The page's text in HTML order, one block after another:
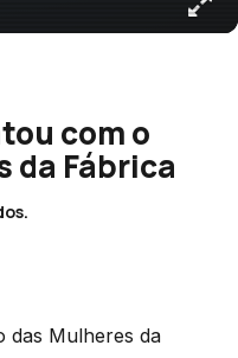
com o
da Fábrica
das Mulheres da